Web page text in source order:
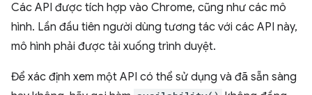
Các API được tích hợp vào Chrome, cũng như các mô
hình. Lần đầu tiên người dùng tương tác với các API này,
mô hình phải được tải xuống trình duyệt.
Để xác định xem một API có thể sử dụng và đã sẵn sàng